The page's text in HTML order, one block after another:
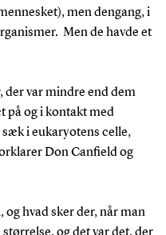
men dengang, i
Men de havde et
der var mindre end dem
på og i kontakt med
i eukaryotens celle,
Don Canfield og
og hvad sker der, når man
og det var det, der